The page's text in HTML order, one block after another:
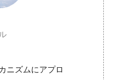
ニズムにアプロ